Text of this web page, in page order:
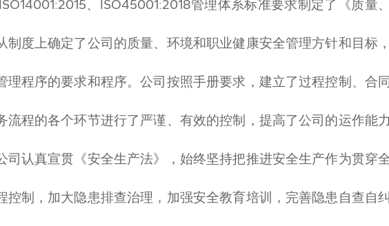
ISO14001:2015、ISO45001:2018管理体系标准要求制定了《质量
制度上确定了公司的质量、环境和职业健康安全管理方针和目标
理程序的要求和程序。公司按照手册要求，建立了过程控制、合
流程的各个环节进行了严谨、有效的控制，提高了公司的运作能
司认真宣贯《安全生产法》，始终坚持把推进安全生产作为贯穿
控制，加大隐患排查治理，加强安全教育培训，完善隐患自查自